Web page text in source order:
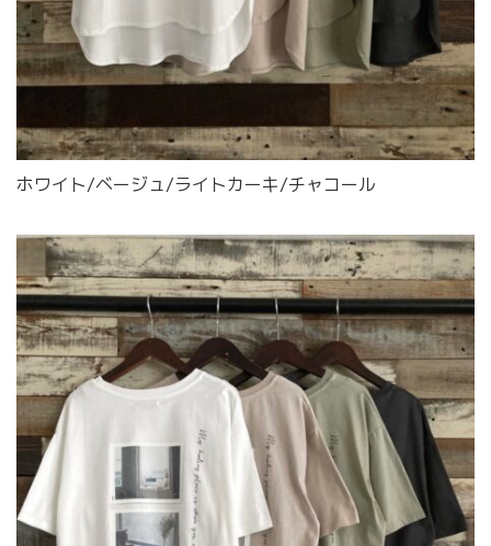
ホワイト/ベージュ/ライトカーキ/チャコール